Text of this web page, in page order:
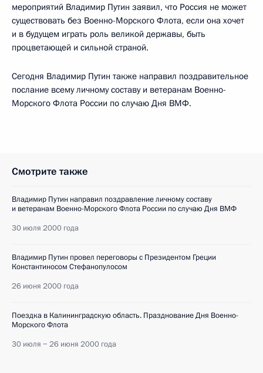
мероприятий Владимир Путин заявил, что Россия не может
существовать без Военно-Морского Флота, если она хочет
и в будущем играть роль великой державы, быть
процветающей и сильной страной.
Сегодня Владимир Путин также направил поздравительное
послание всему личному составу и ветеранам Военно-
Морского Флота России по случаю Дня ВМФ.
Смотрите также
Владимир Путин направил поздравление личному составу
и ветеранам Военно-Морского Флота России по случаю Дня ВМФ
30 июля 2000 года
Владимир Путин провел переговоры с Президентом Греции
Константиносом Стефанопулосом
26 июня 2000 года
Поездка в Калининградскую область. Празднование Дня Военно-
Морского Флота
30 июля − 26 июня 2000 года